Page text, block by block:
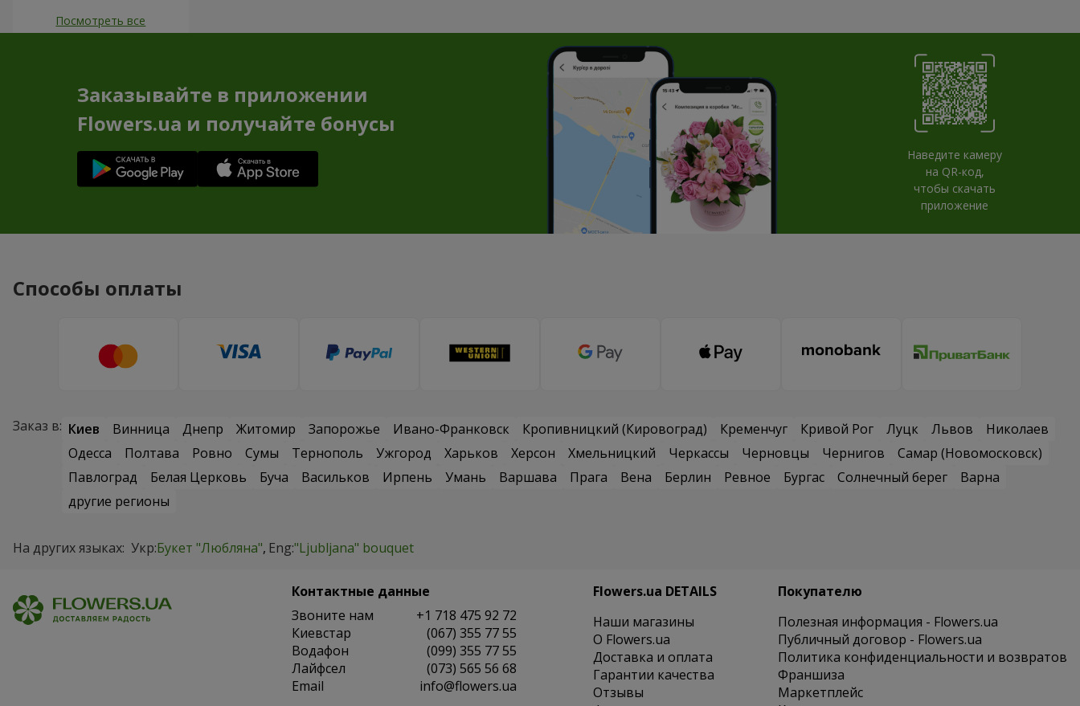
Посмотреть все
Заказывайте в приложении
Flowers.ua и получайте бонусы
Наведите камеру
на QR-код,
чтобы скачать
приложение
Способы оплаты
Заказ в: Киев Винница Днепр Житомир Запорожье Ивано-Франковск Кропивницкий (Кировоград) Кременчуг Кривой Рог Луцк Львов
Николаев
Одесса
Полтава Ровно Сумы Тернополь Ужгород Харьков Херсон Хмельницкий Черкассы Черновцы Чернигов
Самар (Новомосковск)
Павлоград
Белая Церковь Буча Васильков Ирпень Умань Варшава Прага Вена Берлин Ревное Бургас Солнечный берег
Варна
другие регионы
На других языках: Укр:Букет "Любляна" Eng:"Ljubljana" bouquet
Контактные данные
Звоните нам
+1 718 475 92 72
Киевстар
(067) 355 77 55
Водафон
(099) 355 77 55
Лайфсел
(073) 565 56 68
Email
info@flowers.ua
Flowers.ua DETAILS
Наши магазины
O Flowers.ua
Доставка и оплата
Гарантии качества
Отзывы
Покупателю
Полезная информация - Flowers.ua
Публичный договор - Flowers.ua
Политика конфиденциальности и возвратов
Франшиза
Маркетплейс